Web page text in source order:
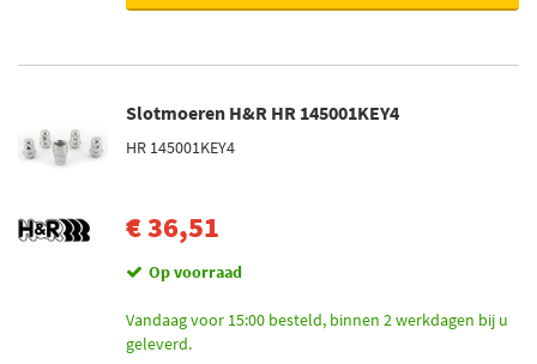
Slotmoeren H&R HR 145001KEY4
HR 145001KEY4
€ 36,51
Op voorraad
Vandaag voor 15:00 besteld, binnen 2 werkdagen bij u
geleverd.